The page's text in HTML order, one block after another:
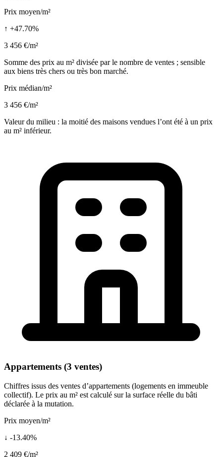
Prix moyen/m²
↑ +47.70%
3 456 €/m²
Somme des prix au m² divisée par le nombre de ventes ; sensible
aux biens très chers ou très bon marché.
Prix médian/m²
3 456 €/m²
Valeur du milieu : la moitié des maisons vendues l’ont été à un prix
au m² inférieur.
Appartements (3 ventes)
Chiffres issus des ventes d’appartements (logements en immeuble
collectif). Le prix au m² est calculé sur la surface réelle du bâti
déclarée à la mutation.
Prix moyen/m²
↓ -13.40%
2 409 €/m²